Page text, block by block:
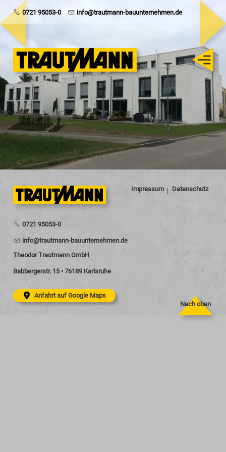
0721 95053-0 info@trautmann-bauunternehmen.de
Trautmann
Rohbau
Schlüsselfertig
Sanierung
0721 95053-0
nf tr tm nn-b nt rn hm n d
Theodor Trautmann GmbH
Babbergerstr. 15 • 76189 Karlsruhe
Anfahrt auf Google Maps
Impressum Datenschutz
Nach oben